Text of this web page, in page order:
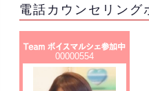
電話カウンセリング